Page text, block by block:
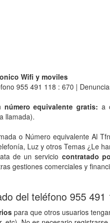
Wifi y moviles
955 491 118 : 670 |
número equivalente gratis: a
llamada).
o Número equivalente Al
Luz y otros Temas ¿Le
de un servicio contratado
gestiones comerciales y
del teléfono 955 491
para que otros usuarios